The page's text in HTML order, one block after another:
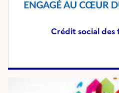
Crédit social